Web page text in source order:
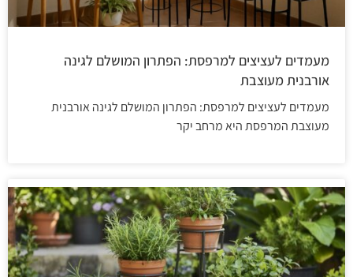
מעמדים לעציצים למרפסת: הפתרון המושלם לגינה
אורבנית מעוצבת
מעמדים לעציצים למרפסת: הפתרון המושלם לגינה אורבנית
מעוצבת המרפסת היא מרחב יקר